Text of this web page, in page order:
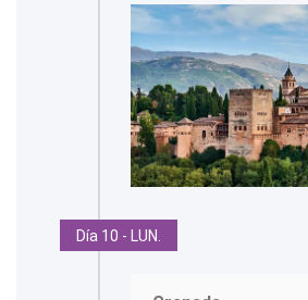
Día 10 - LUN.